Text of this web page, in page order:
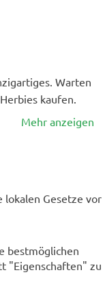
Warten
kaufen.
Mehr anzeigen
lokalen Gesetze vor
bestmöglichen
"Eigenschaften" zu